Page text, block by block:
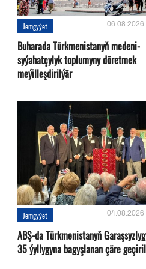
Jemgyýet 06.08.2026
Buharada Türkmenistanyň medeni-
syýahatçylyk toplumyny döretmek
meýilleşdirilýär
Jemgyýet 04.08.2026
ABŞ-da Türkmenistanyň
35 ýyllygyna bagyşlanan çäre